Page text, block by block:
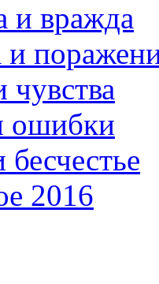
и вражда
и
чувства
ошибки
бесчестье
2016